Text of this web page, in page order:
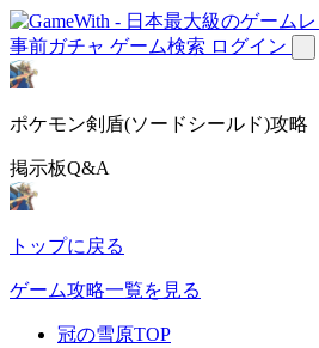
事前ガチャ ゲーム検索 ログイン
ポケモン剣盾(ソードシールド)攻略
掲示板Q&A
トップに戻る
ゲーム攻略一覧を見る
冠の雪原TOP